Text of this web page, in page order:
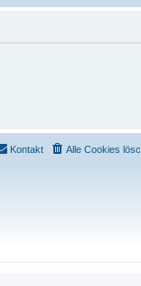
Alle Cookies
Kontakt